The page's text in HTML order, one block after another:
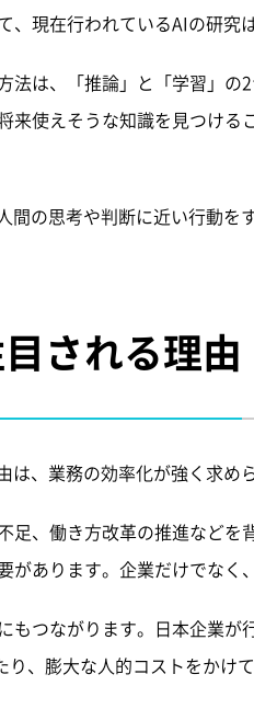
、現在行われているAIの研究
法は、「推論」と「学習」
来使えそうな知識を見つける
の思考や判断に近い行動を
される理由
、業務の効率化が強く求め
足、働き方改革の推進など
あります。企業だけでなく
もつながります。日本企業
り、膨大な人的コストをかけ